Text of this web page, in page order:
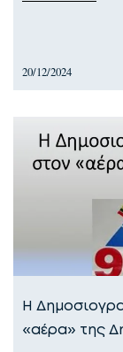
20/12/2024
Η
«αέρα» της